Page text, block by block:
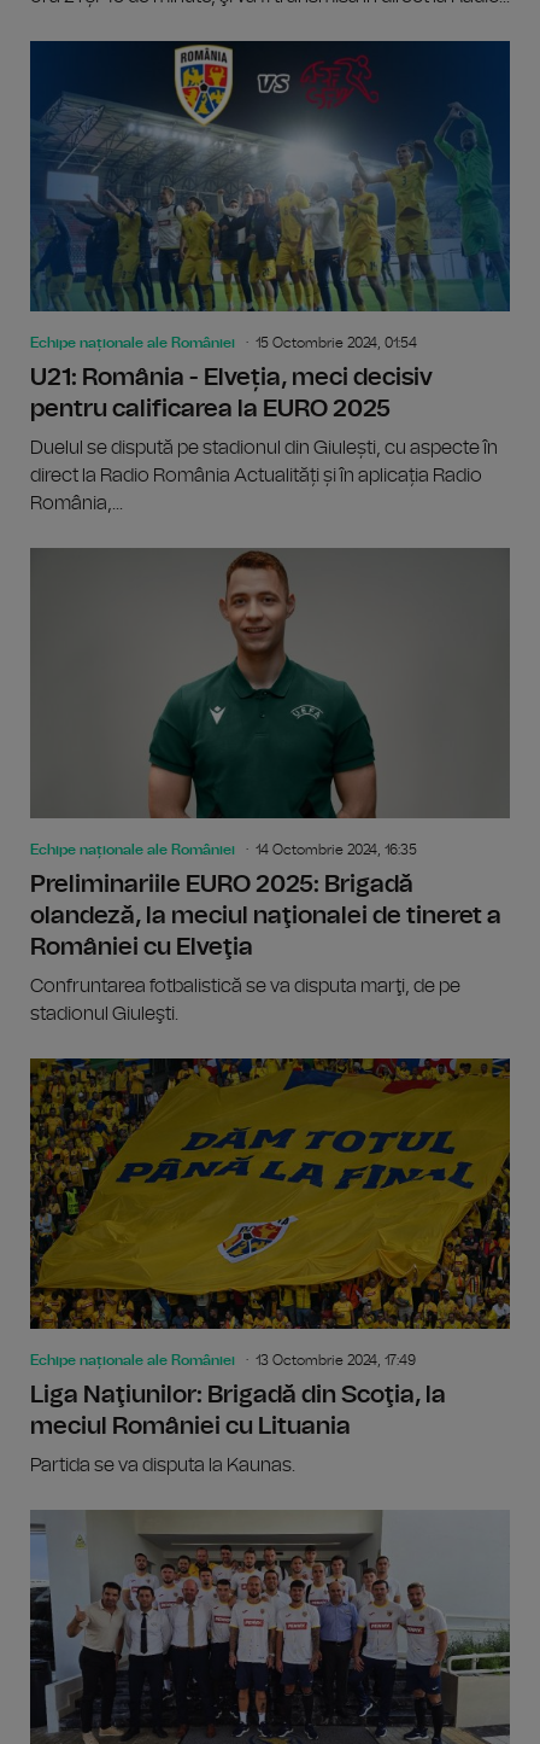
Echipe naționale ale României 15 Octombrie 2024, 01:54
U21: România - Elveția, meci decisiv
pentru calificarea la EURO 2025
Duelul se dispută pe stadionul din Giulești, cu aspecte în
direct la Radio România Actualități și în aplicația Radio
România,...
Echipe naționale ale României 14 Octombrie 2024, 16:35
Preliminariile EURO 2025: Brigadă
olandeză, la meciul naţionalei de tineret a
României cu Elveţia
Confruntarea fotbalistică se va disputa marţi, de pe
stadionul Giuleşti.
Echipe naționale ale României 13 Octombrie 2024, 17:49
Liga Naţiunilor: Brigadă din Scoţia, la
meciul României cu Lituania
Partida se va disputa la Kaunas.